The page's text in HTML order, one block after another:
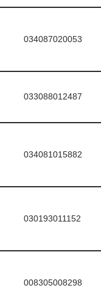
034087020053
033088012487
034081015882
030193011152
008305008298